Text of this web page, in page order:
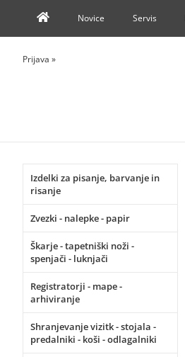
Novice Servis
Prijava »
Izdelki za pisanje, barvanje in
risanje
Zvezki - nalepke - papir
Škarje - tapetniški noži -
spenjači - luknjači
Registratorji - mape -
arhiviranje
Shranjevanje vizitk - stojala -
predalniki - koši - odlagalniki